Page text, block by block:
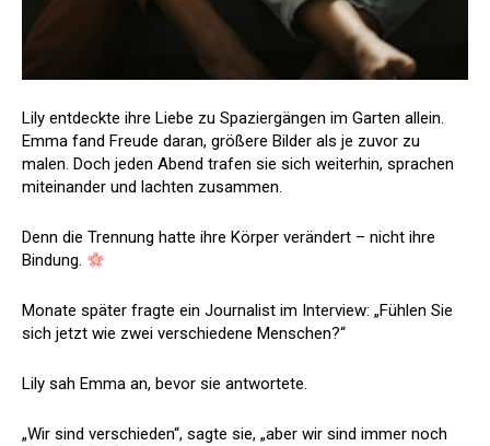
Lily entdeckte ihre Liebe zu Spaziergängen im Garten allein.
Emma fand Freude daran, größere Bilder als je zuvor zu
malen. Doch jeden Abend trafen sie sich weiterhin, sprachen
miteinander und lachten zusammen.
Denn die Trennung hatte ihre Körper verändert – nicht ihre
Bindung.
Monate später fragte ein Journalist im Interview: „Fühlen Sie
sich jetzt wie zwei verschiedene Menschen?“
Lily sah Emma an, bevor sie antwortete.
„Wir sind verschieden“, sagte sie, „aber wir sind immer noch